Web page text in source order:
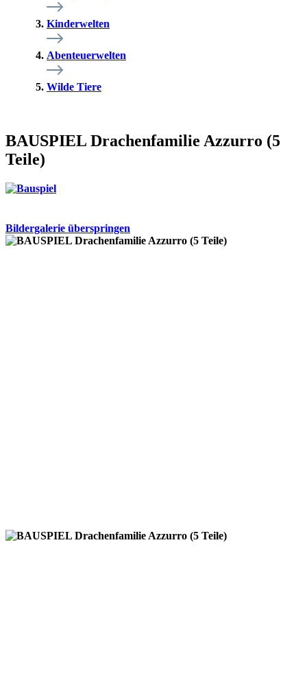
Kinderwelten
Abenteuerwelten
Wilde Tiere
BAUSPIEL Drachenfamilie Azzurro (5
Teile)
Bildergalerie überspringen